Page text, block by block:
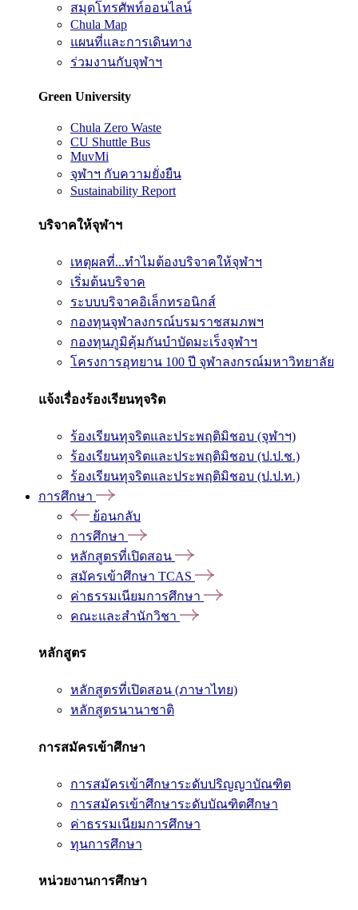
สมุดโทรศัพท์ออนไลน์
Chula Map
แผนที่และการเดินทาง
ร่วมงานกับจุฬาฯ
Green University
Chula Zero Waste
CU Shuttle Bus
MuvMi
จุฬาฯ กับความยั่งยืน
Sustainability Report
บริจาคให้จุฬาฯ
เหตุผลที่...ทำไมต้องบริจาคให้จุฬาฯ
เริ่มต้นบริจาค
ระบบบริจาคอิเล็กทรอนิกส์
กองทุนจุฬาลงกรณ์บรมราชสมภพฯ
กองทุนภูมิคุ้มกันบำบัดมะเร็งจุฬาฯ
โครงการอุทยาน 100 ปี จุฬาลงกรณ์มหาวิทยาลัย
แจ้งเรื่องร้องเรียนทุจริต
ร้องเรียนทุจริตและประพฤติมิชอบ (จุฬาฯ)
ร้องเรียนทุจริตและประพฤติมิชอบ (ป.ป.ช.)
ร้องเรียนทุจริตและประพฤติมิชอบ (ป.ป.ท.)
การศึกษา
ย้อนกลับ
การศึกษา
หลักสูตรที่เปิดสอน
สมัครเข้าศึกษา TCAS
ค่าธรรมเนียมการศึกษา
คณะและสำนักวิชา
หลักสูตร
หลักสูตรที่เปิดสอน (ภาษาไทย)
หลักสูตรนานาชาติ
การสมัครเข้าศึกษา
การสมัครเข้าศึกษาระดับปริญญาบัณฑิต
การสมัครเข้าศึกษาระดับบัณฑิตศึกษา
ค่าธรรมเนียมการศึกษา
ทุนการศึกษา
หน่วยงานการศึกษา